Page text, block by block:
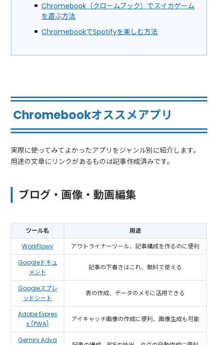
Chromebook（クロームブック）でスイカゲーム
を遊ぶ方法
ChromebookでSpotifyを楽しむ方法
Chromebookオススメアプリ
実際に使ってみてよかったアプリをジャンル別に紹介します。
用途の文章にリンクがあるものは記事作成済みです。
ブログ・画像・動画編集
ツール名
用途
WorkFlowy
アウトライナーツール、記事構成を作るのに便利
Googleドキュ
メント
記事の下書きはこれ、無料で使える
Googleスプレ
ッドシート
表の作成、データのメモに活用できる
Adobe Expres
s (PWA)
アイキャッチ画像の作成に便利、画像生成も可能
Gemini Adva